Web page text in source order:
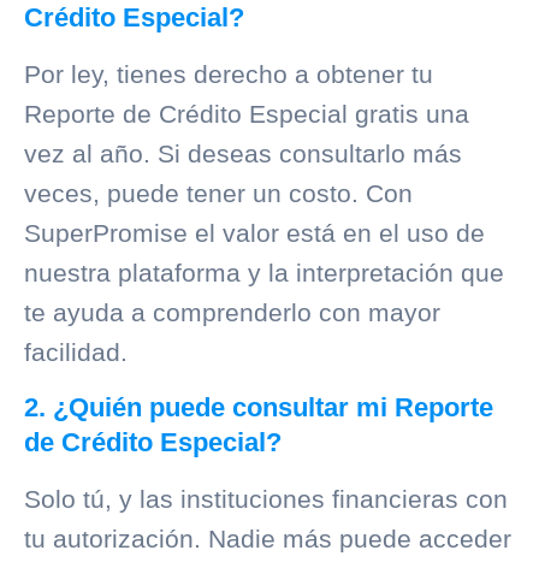
Crédito Especial?
Por ley, tienes derecho a obtener tu
Reporte de Crédito Especial gratis una
vez al año. Si deseas consultarlo más
veces, puede tener un costo. Con
SuperPromise el valor está en el uso de
nuestra plataforma y la interpretación que
te ayuda a comprenderlo con mayor
facilidad.
2. ¿Quién puede consultar mi Reporte
de Crédito Especial?
Solo tú, y las instituciones financieras con
tu autorización. Nadie más puede acceder